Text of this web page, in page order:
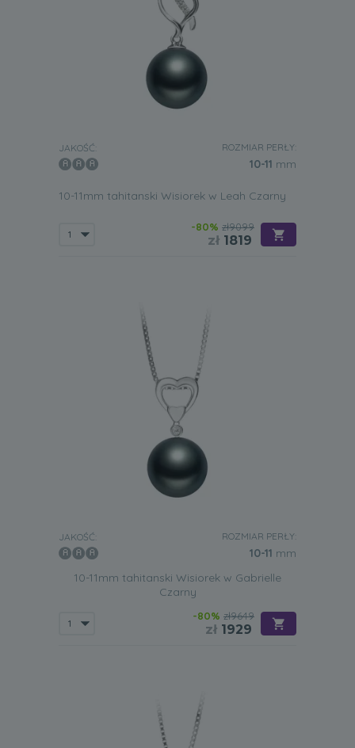
JAKOŚĆ: ROZMIAR PERŁY:
10-11 mm
10-11mm tahitanski Wisiorek w Leah Czarny
-80% zł9099
zł 1819
JAKOŚĆ: ROZMIAR PERŁY:
10-11 mm
10-11mm tahitanski Wisiorek w Gabrielle
Czarny
-80% zł9649
zł 1929